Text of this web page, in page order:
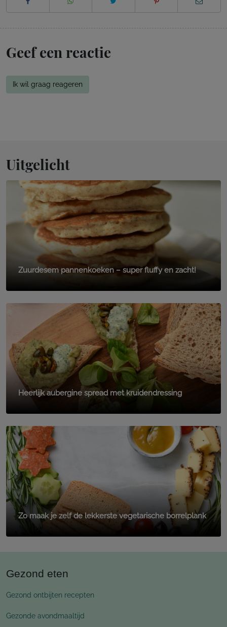
Geef een reactie
Ik wil graag reageren
Uitgelicht
Zuurdesem pannenkoeken – super fluffy en zacht!
Heerlijk aubergine spread met kruidendressing
Zo maak je zelf de lekkerste vegetarische borrelplank
Gezond eten
Gezond ontbijten recepten
Gezonde avondmaaltijd